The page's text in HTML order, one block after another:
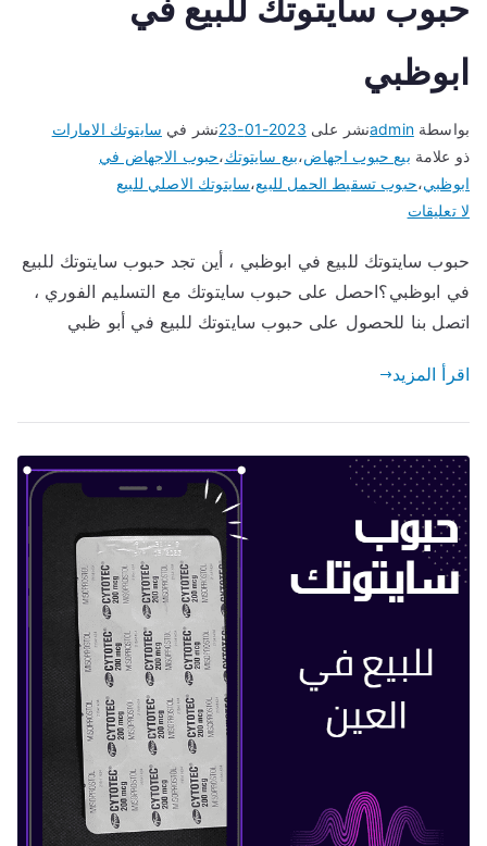
حبوب سايتوتك للبيع في
ابوظبي
بواسطةadminنشر على 2023-01-23 نشر في سايتوتك الامارات
ذو علامة بيع حبوب اجهاض،بيع سايتوتك،حبوب الاجهاض في
ابوظبي،حبوب تسقيط الحمل للبيع،سايتوتك الاصلي للبيع
لا تعليقات
سايتوتك
للبيع
في
حبوب سايتوتك للبيع في ابوظبي ، أين تجد حبوب سايتوتك للبيع
في ابوظبي؟احصل على حبوب سايتوتك مع التسليم الفوري ،
اتصل بنا للحصول على حبوب سايتوتك للبيع في أبو ظبي
اقرأ المزيد